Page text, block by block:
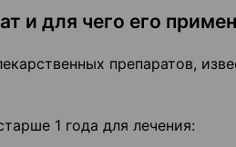
и для чего его
препаратов,
1 года для лечения: